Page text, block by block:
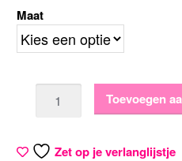
Maat
Toevoegen
Zet op je verlanglijstje